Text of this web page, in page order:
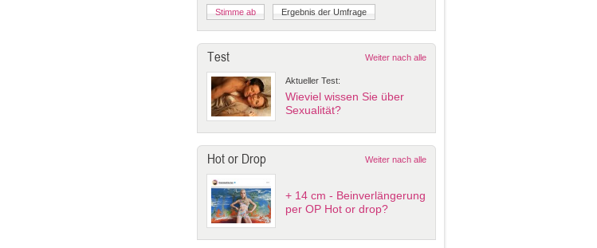
Test Weiter nach alle
Aktueller Test:
Wieviel wissen Sie über
Sexualität?
Hot or Drop Weiter nach alle
+ 14 cm - Beinverlängerung
per OP Hot or drop?